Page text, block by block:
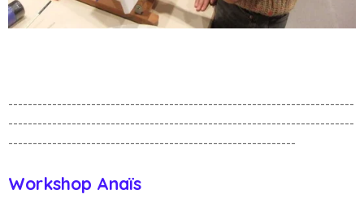
-----------------------------------------------------------------------
-----------------------------------------------------------------------
-----------------------------------------------------------
Workshop Anaïs